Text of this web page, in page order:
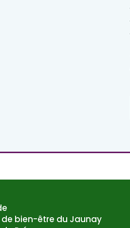
de bien-être du Jaunay